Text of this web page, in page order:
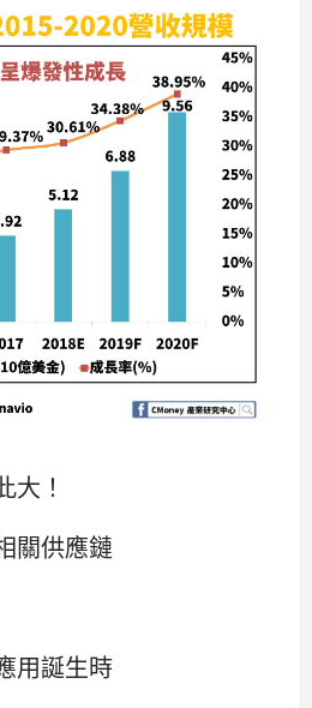
大！
關供應鏈
用誕生時